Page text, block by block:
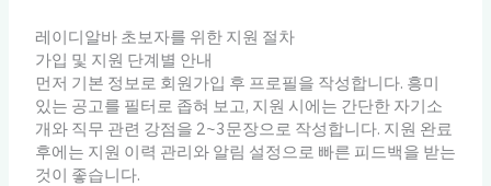
레이디알바 초보자를 위한 지원 절차
가입 및 지원 단계별 안내
먼저 기본 정보로 회원가입 후 프로필을 작성합니다. 흥미
있는 공고를 필터로 좁혀 보고, 지원 시에는 간단한 자기소
개와 직무 관련 강점을 2~3문장으로 작성합니다. 지원 완료
후에는 지원 이력 관리와 알림 설정으로 빠른 피드백을 받는
것이 좋습니다.